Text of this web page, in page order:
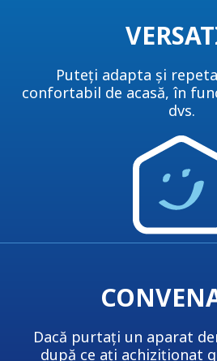
Puteți adapta și
confortabil de acasă, în
dvs.
Dacă purtați un aparat
după ce ați achiziționat